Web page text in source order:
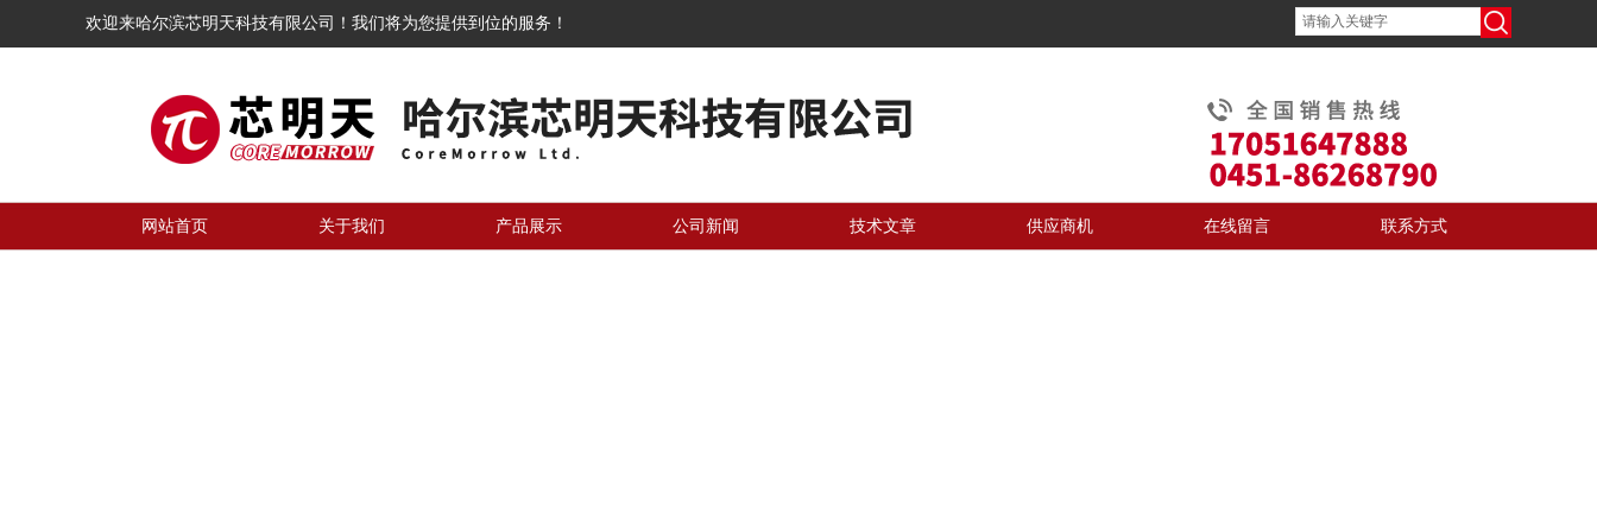
欢迎来哈尔滨芯明天科技有限公司！我们将为您提供到位的服务！
网站首页 关于我们 产品展示 公司新闻 技术文章 供应商机 在线留言 联系方式